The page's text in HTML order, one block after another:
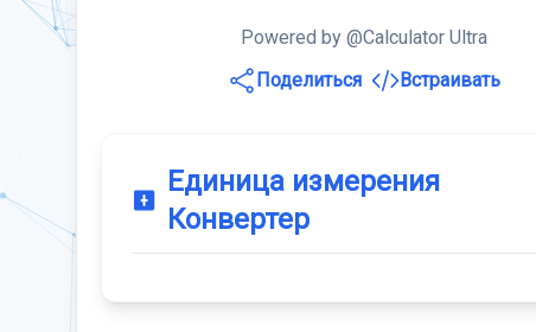
Powered by @Calculator Ultra
Поделиться
Встраивать
Единица измерения
Конвертер